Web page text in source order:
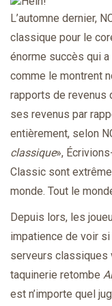
L’automne dernier,
classique pour le
énorme succès qui a
comme le montrent
rapports de revenus
ses revenus par
entièrement, selon
classique»,
Classic sont
monde. Tout le
Depuis lors, les
impatience de voir
serveurs classiques
taquinerie retombe
est n’importe quel